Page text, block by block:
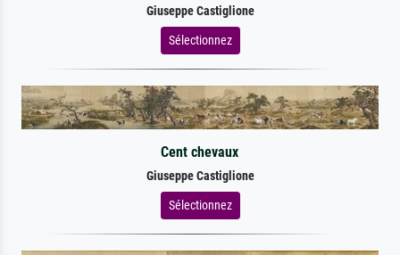
Giuseppe Castiglione
Sélectionnez
Cent chevaux
Giuseppe Castiglione
Sélectionnez